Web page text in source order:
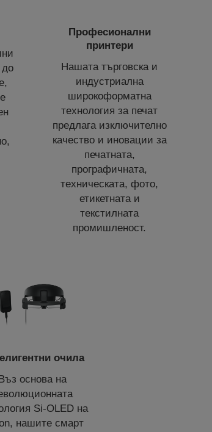
Професионални
принтери
Нашата търговска и
индустриална
широкоформатна
технология за печат
предлага изключително
качество и иновации за
печатната,
прографичната,
техническата, фото,
етикетната и
текстилната
промишленост.
очила
основа на
Si-OLED на
нашите смарт